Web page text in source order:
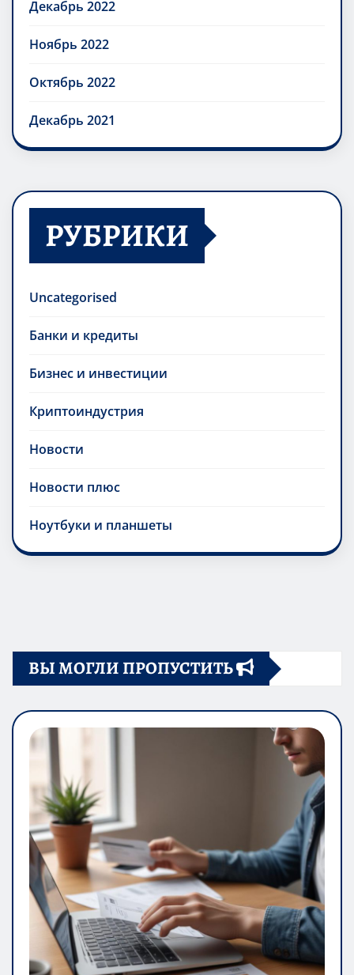
Декабрь 2022
Ноябрь 2022
Октябрь 2022
Декабрь 2021
РУБРИКИ
Uncategorised
Банки и кредиты
Бизнес и инвестиции
Криптоиндустрия
Новости
Новости плюс
Ноутбуки и планшеты
ВЫ МОГЛИ ПРОПУСТИТЬ